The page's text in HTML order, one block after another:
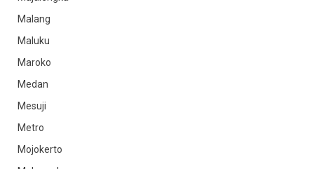
Malang
Maluku
Maroko
Medan
Mesuji
Metro
Mojokerto